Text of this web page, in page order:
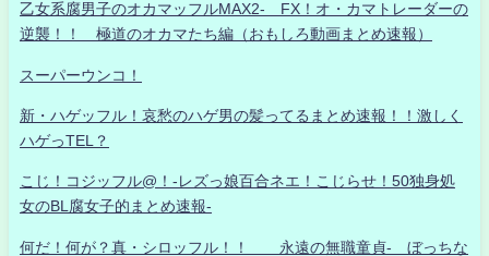
乙女系腐男子のオカマッフルMAX2- FX！オ・カマトレーダーの
逆襲！！ 極道のオカマたち編（おもしろ動画まとめ速報）
スーパーウンコ！
新・ハゲッフル！哀愁のハゲ男の髪ってるまとめ速報！！激しく
ハゲっTEL？
こじ！コジッフル@！-レズっ娘百合ネエ！こじらせ！50独身処
女のBL腐女子的まとめ速報-
何だ！何が？真・シロッフル！！ 永遠の無職童貞- ぼっちな